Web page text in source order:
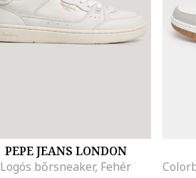
PEPE JEANS LONDON
Logós bőrsneaker, Fehér